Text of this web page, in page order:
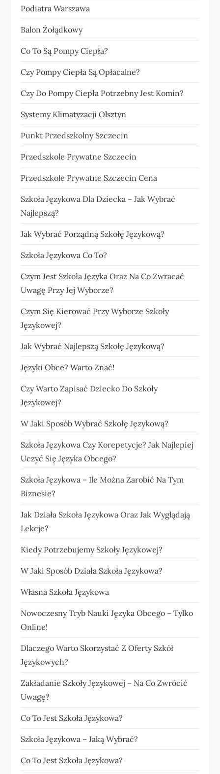
Podiatra Warszawa
Balon Żołądkowy
Co To Są Pompy Ciepła?
Czy Pompy Ciepła Są Opłacalne?
Czy Do Pompy Ciepła Potrzebny Jest Komin?
Systemy Klimatyzacji Olsztyn
Punkt Przedszkolny Szczecin
Przedszkole Prywatne Szczecin
Przedszkole Prywatne Szczecin Cena
Szkoła Językowa Dla Dziecka – Jak Wybrać
Najlepszą?
Jak Wybrać Porządną Szkołę Językową?
Szkoła Językowa Co To?
Czym Jest Szkoła Języka Oraz Na Co Zwracać
Uwagę Przy Jej Wyborze?
Czym Się Kierować Przy Wyborze Szkoły
Językowej?
Jak Wybrać Najlepszą Szkołę Językową?
Języki Obce? Warto Znać!
Czy Warto Zapisać Dziecko Do Szkoły
Językowej?
W Jaki Sposób Wybrać Szkołę Językową?
Szkoła Językowa Czy Korepetycje? Jak Najlepiej
Uczyć Się Języka Obcego?
Szkoła Językowa – Ile Można Zarobić Na Tym
Biznesie?
Jak Działa Szkoła Językowa Oraz Jak Wyglądają
Lekcje?
Kiedy Potrzebujemy Szkoły Językowej?
W Jaki Sposób Działa Szkoła Językowa?
Własna Szkoła Językowa
Nowoczesny Tryb Nauki Języka Obcego – Tylko
Online!
Dlaczego Warto Skorzystać Z Oferty Szkół
Językowych?
Zakładanie Szkoły Językowej – Na Co Zwrócić
Uwagę?
Co To Jest Szkoła Językowa?
Szkoła Językowa – Jaką Wybrać?
Co To Jest Szkoła Językowa?